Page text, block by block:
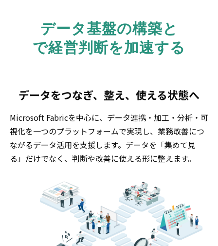
データ基盤の構築と
で経営判断を加速する
データをつなぎ、整え、使える状態へ
Microsoft Fabricを中心に、データ連携・加工・分析・可
視化を一つのプラットフォームで実現し、業務改善につ
ながるデータ活用を支援します。データを「集めて見
る」だけでなく、判断や改善に使える形に整えます。